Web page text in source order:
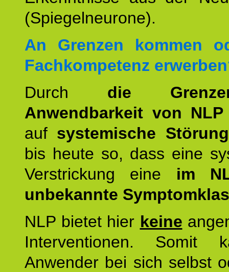
(Spiegelneurone).
An Grenzen kommen
Fachkompetenz
Durch die
Anwendbarkeit von NLP
auf systemische
bis heute so, dass eine
Verstrickung eine im
unbekannte
NLP bietet hier keine
Interventionen. Somit
Anwender bei sich selbst